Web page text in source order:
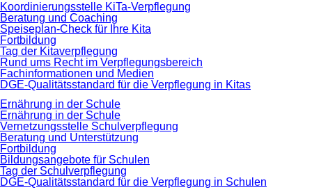
Koordinierungsstelle KiTa-Verpflegung
Beratung und Coaching
Speiseplan-Check für Ihre Kita
Fortbildung
Tag der Kitaverpflegung
Rund ums Recht im Verpflegungsbereich
Fachinformationen und Medien
DGE-Qualitätsstandard für die Verpflegung in Kitas
Ernährung in der Schule
Ernährung in der Schule
Vernetzungsstelle Schulverpflegung
Beratung und Unterstützung
Fortbildung
Bildungsangebote für Schulen
Tag der Schulverpflegung
DGE-Qualitätsstandard für die Verpflegung in Schulen